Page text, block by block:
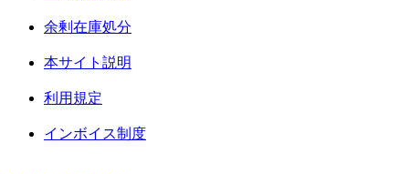
余剰在庫処分
本サイト説明
利用規定
インボイス制度